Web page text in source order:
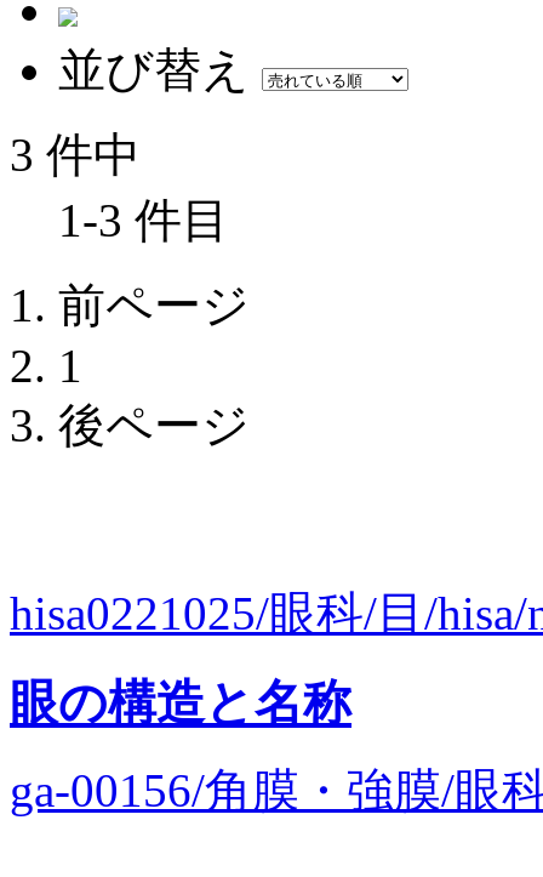
並び替え
3 件中
1-3 件目
前ページ
1
後ページ
hisa0221025/眼科/目/
眼の構造と名称
ga-00156/角膜・強膜/眼